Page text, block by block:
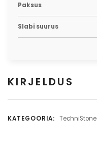
Paksus
Slabi suurus
KIRJELDUS
KATEGOORIA: TechniStone